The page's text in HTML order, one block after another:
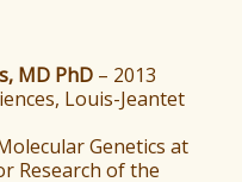
MD PhD – 2013
Louis-Jeantet
Genetics at
Research of the